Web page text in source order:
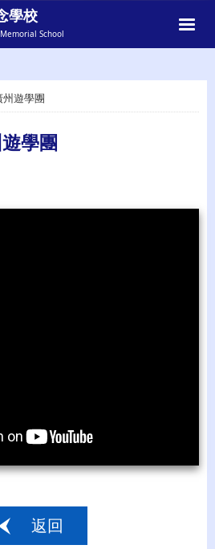
學校
School
廣州遊學團
州遊學團
學團
返回